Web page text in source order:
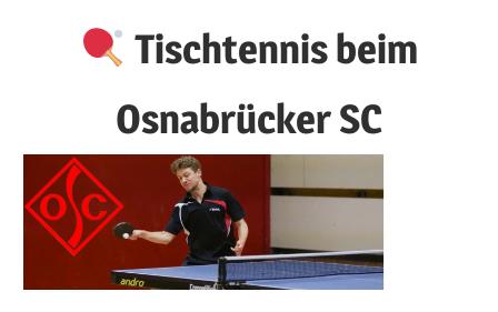
Tischtennis beim
Osnabrücker SC